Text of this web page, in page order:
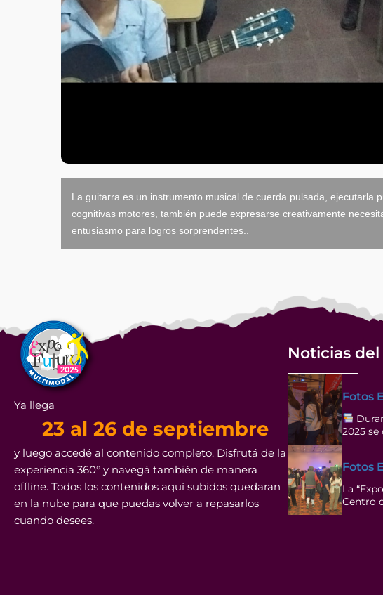
La guitarra es un instrumento musical de cuerda pulsada, ejecutarla
cognitivas motores, también puede expresarse creativamente
entusiasmo para logros sorprendentes..
Ya llega
23 al 26 de septiembre
y luego accedé al contenido completo. Disfrutá de la
experiencia 360° y navegá también de manera
offline. Todos los contenidos aquí subidos quedaran
en la nube para que puedas volver a repasarlos
cuando desees.
Noticias
Fotos
2025
Fotos
La
Centro